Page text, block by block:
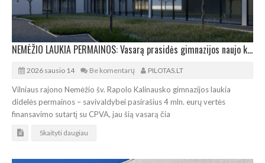
NEMĖŽIO LAUKIA PERMAINOS: Vasarą prasidės gimnazijos naujo korpuso statybos
2026 sausio 14 Be komentarų PILOTAS.LT
Vilniaus rajono Nemėžio šv. Rapolo Kalinausko gimnazijos laukia
didelės permainos – savivaldybei pasirašius 4 mln. eurų vertės
finansavimo sutartį su CPVA, jau šią vasarą čia
Skaityti daugiau